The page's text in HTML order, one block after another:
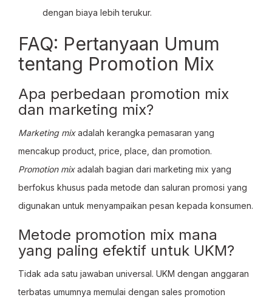
dengan biaya lebih terukur.
FAQ: Pertanyaan Umum
tentang Promotion Mix
Apa perbedaan promotion mix
dan marketing mix?
Marketing mixadalah kerangka pemasaran yang
mencakup product, price, place, dan promotion.
Promotion mixadalah bagian dari marketing mix yang
berfokus khusus pada metode dan saluran promosi yang
digunakan untuk menyampaikan pesan kepada konsumen.
Metode promotion mix mana
yang paling efektif untuk UKM?
Tidak ada satu jawaban universal. UKM dengan anggaran
terbatas umumnya memulai dengan sales promotion